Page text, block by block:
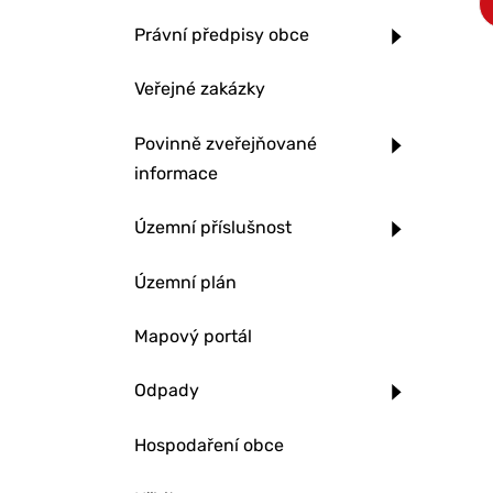
Právní předpisy obce
Veřejné zakázky
Povinně zveřejňované
informace
Územní příslušnost
Územní plán
Mapový portál
Odpady
Hospodaření obce